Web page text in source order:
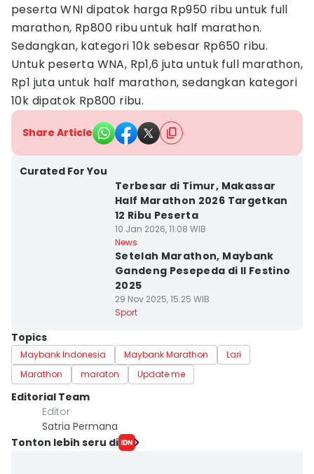
peserta WNI dipatok harga Rp950 ribu untuk full
marathon, Rp800 ribu untuk half marathon.
Sedangkan, kategori 10k sebesar Rp650 ribu.
Untuk peserta WNA, Rp1,6 juta untuk full marathon,
Rp1 juta untuk half marathon, sedangkan kategori
10k dipatok Rp800 ribu.
Share Article
Curated For You
Terbesar di Timur, Makassar
Half Marathon 2026 Targetkan
12 Ribu Peserta
10 Jan 2026, 11:08 WIB
News
Setelah Marathon, Maybank
Gandeng Pesepeda di Il Festino
2025
29 Nov 2025, 15:25 WIB
Sport
Topics
Maybank Indonesia Maybank Marathon
Lari
Marathon
maraton Update me
Editorial Team
Editor
Satria Permana
Tonton lebih seru di